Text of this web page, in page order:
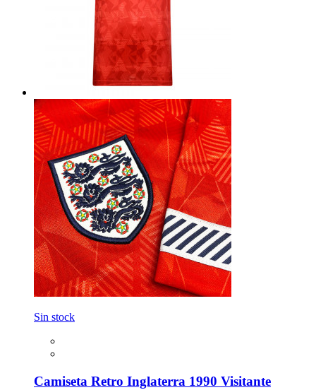
Sin stock
Camiseta Retro Inglaterra 1990 Visitante